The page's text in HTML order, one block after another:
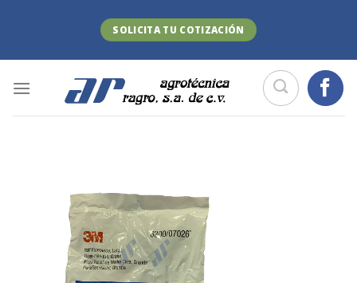
SOLICITA TU COTIZACIÓN